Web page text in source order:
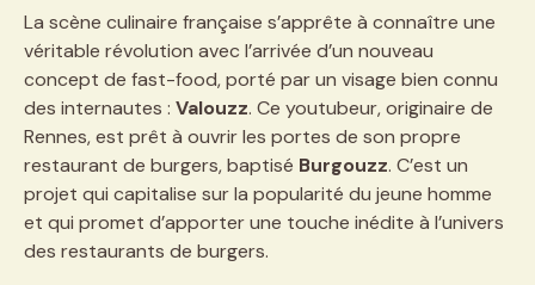
La scène culinaire française s’apprête à connaître une
véritable révolution avec l’arrivée d’un nouveau
concept de fast-food, porté par un visage bien connu
des internautes : Valouzz. Ce youtubeur, originaire de
Rennes, est prêt à ouvrir les portes de son propre
restaurant de burgers, baptisé Burgouzz. C’est un
projet qui capitalise sur la popularité du jeune homme
et qui promet d’apporter une touche inédite à l’univers
des restaurants de burgers.